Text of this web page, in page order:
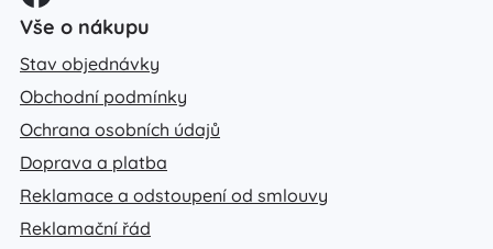
Vše o nákupu
Stav objednávky
Obchodní podmínky
Ochrana osobních údajů
Doprava a platba
Reklamace a odstoupení od smlouvy
Reklamační řád